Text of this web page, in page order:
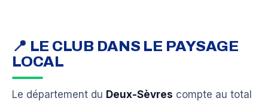
📍 LE CLUB DANS LE PAYSAGE
LOCAL
Le département du Deux-Sèvres compte au total